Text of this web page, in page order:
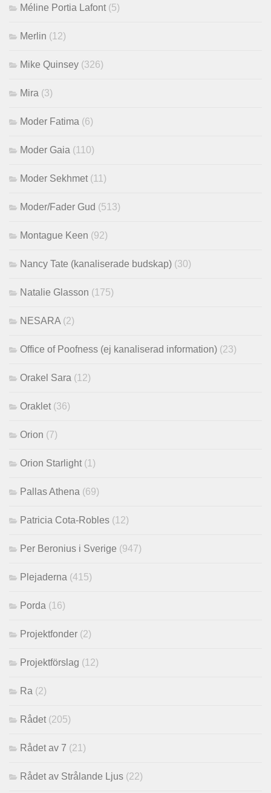
Méline Portia Lafont (5)
Merlin (12)
Mike Quinsey (326)
Mira (3)
Moder Fatima (6)
Moder Gaia (110)
Moder Sekhmet (11)
Moder/Fader Gud (513)
Montague Keen (92)
Nancy Tate (kanaliserade budskap) (30)
Natalie Glasson (175)
NESARA (2)
Office of Poofness (ej kanaliserad information) (23)
Orakel Sara (12)
Oraklet (36)
Orion (7)
Orion Starlight (1)
Pallas Athena (69)
Patricia Cota-Robles (12)
Per Beronius i Sverige (947)
Plejaderna (415)
Porda (16)
Projektfonder (2)
Projektförslag (12)
Ra (2)
Rådet (205)
Rådet av 7 (21)
Rådet av Strålande Ljus (22)